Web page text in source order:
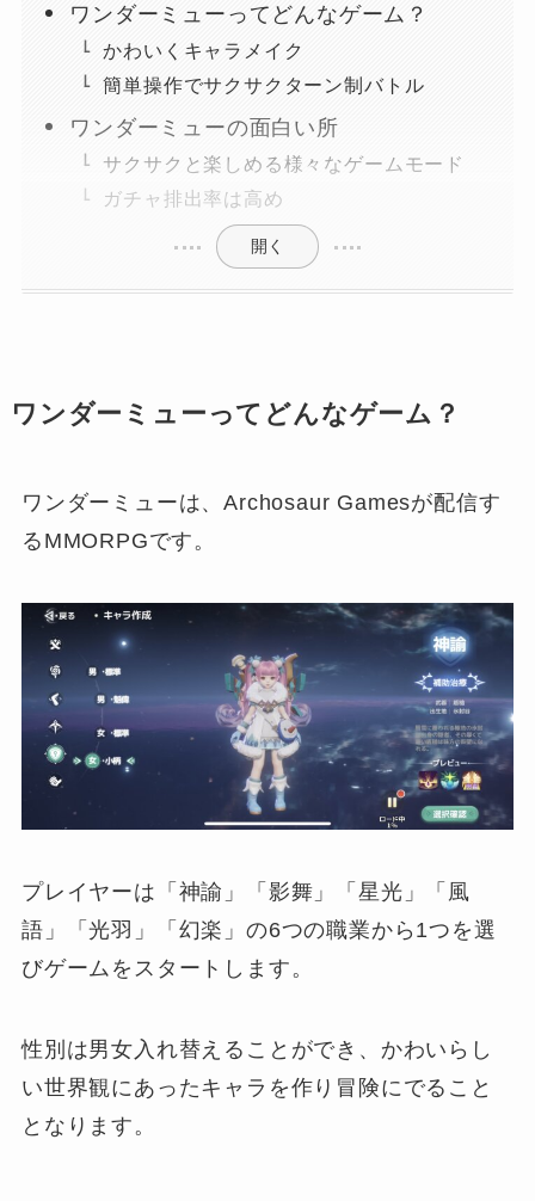
ワンダーミューってどんなゲーム？
かわいくキャラメイク
簡単操作でサクサクターン制バトル
ワンダーミューの面白い所
サクサクと楽しめる様々なゲームモード
ガチャ排出率は高め
開く
ワンダーミューってどんなゲーム？
ワンダーミューは、Archosaur Gamesが配信す
るMMORPGです。
プレイヤーは「神諭」「影舞」「星光」「風
語」「光羽」「幻楽」の6つの職業から1つを選
びゲームをスタートします。
性別は男女入れ替えることができ、かわいらし
い世界観にあったキャラを作り冒険にでること
となります。